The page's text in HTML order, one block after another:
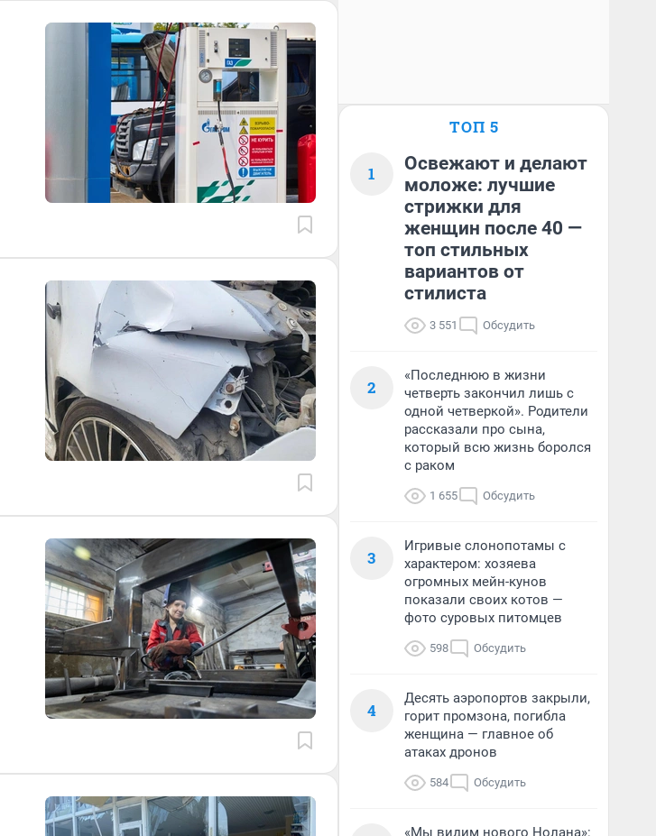
ТОП 5
1
Освежают и делают
моложе: лучшие
стрижки для
женщин после 40 —
топ стильных
вариантов от
стилиста
3 551 Обсудить
2
«Последнюю в жизни
четверть закончил лишь с
одной четверкой». Родители
рассказали про сына,
который всю жизнь боролся
с раком
1 655 Обсудить
3
Игривые слонопотамы с
характером: хозяева
огромных мейн-кунов
показали своих котов —
фото суровых питомцев
598 Обсудить
4
Десять аэропортов закрыли,
горит промзона, погибла
женщина — главное об
атаках дронов
584 Обсудить
«Мы видим нового Нолана»: